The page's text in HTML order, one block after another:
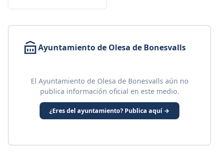
Ayuntamiento de Olesa de Bonesvalls
El Ayuntamiento de Olesa de Bonesvalls aún no
publica información oficial en este medio.
¿Eres del ayuntamiento? Publica aquí →